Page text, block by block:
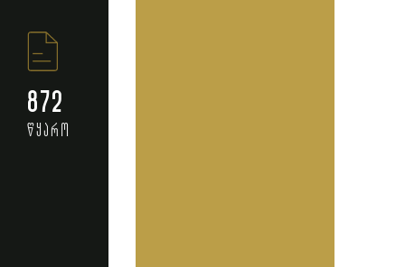
872
წყარო